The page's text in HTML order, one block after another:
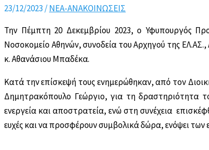
23/12/2023 /ΝΕΑ-ΑΝΑΚΟΙΝΩΣΕΙΣ
Την Πέμπτη 20 Δεκεμβρίου 2023, ο Υφυπουργός
Νοσοκομείο Αθηνών, συνοδεία του Αρχηγού της
κ. Αθανάσιου Μπαδέκα.
Κατά την επίσκεψή τους ενημερώθηκαν, από τον
Δημητρακόπουλο Γεώργιο, για τη δραστηριότητα
ενεργεία και αποστρατεία, ενώ στη συνέχεια
ευχές και να προσφέρουν συμβολικά δώρα, ενόψει των